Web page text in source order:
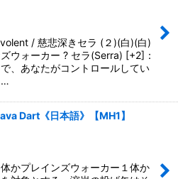
/ 慈悲深きセラ (２)(白)(白)
ウォーカー ? セラ(Serra) [+2]：
、あなたがコントロールしてい
…
Dart《日本語》【MH1】
かプレインズウォーカー１体か